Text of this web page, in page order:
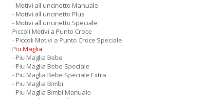
- Motivi all uncinetto Manuale
- Motivi all uncinetto Plus
- Motivi all uncinetto Speciale
Piccoli Motivi a Punto Croce
- Piccoli Motivi a Punto Croce Speciale
Piu Maglia
- Piu Maglia Bebe
- Piu Maglia Bebe Speciale
- Piu Maglia Bebe Speciale Extra
- Piu Maglia Bimbi
- Piu Maglia Bimbi Manuale